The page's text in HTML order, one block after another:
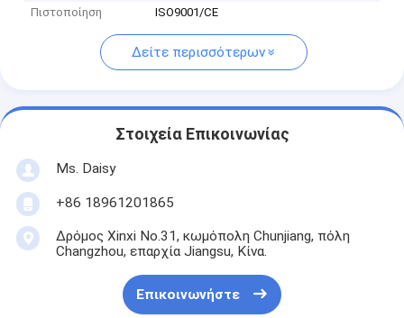
Πιστοποίηση
ISO9001/CE
Δείτε περισσότερων
Στοιχεία Επικοινωνίας
Ms. Daisy
+86 18961201865
Δρόμος Xinxi No.31, κωμόπολη Chunjiang, πόλη
Changzhou, επαρχία Jiangsu, Κίνα.
Επικοινωνήστε